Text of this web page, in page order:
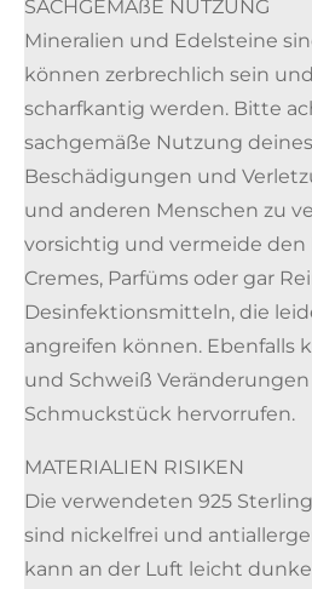
SACHGEMÄßE NUTZUNG
Mineralien und Edelsteine
können zerbrechlich sein
scharfkantig werden. Bitte
sachgemäße Nutzung
Beschädigungen und
und anderen Menschen zu
vorsichtig und vermeide den
Cremes, Parfüms oder gar
Desinfektionsmitteln, die
angreifen können. Ebenfalls
und Schweiß
Schmuckstück hervorrufen.
MATERIALIEN RISIKEN
Die verwendeten 925
sind nickelfrei und
kann an der Luft leicht